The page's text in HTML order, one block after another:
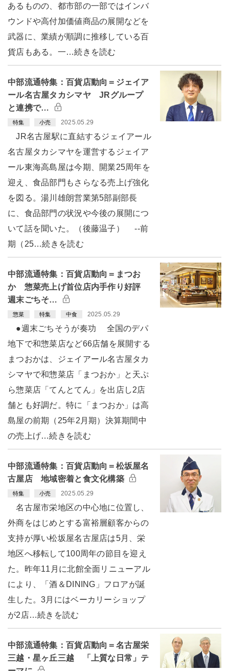
あるものの、都市部の一部ではインバ
ウンドや高付加価値商品の展開などを
武器に、業績が順調に推移している百
貨店もある。一…続きを読む
中部流通特集：百貨店動向＝ジェイア
ール名古屋タカシマヤ JRグループ
と連携で…
特集 小売 2025.05.29
JR名古屋駅に直結するジェイアール
名古屋タカシマヤを運営するジェイア
ール東海高島屋は今期、開業25周年を
迎え、食品部門もさらなる売上げ強化
を図る。湯川雄朗営業第5部副部長
に、食品部門の状況や今後の展開につ
いて話を聞いた。（後藤温子） --前
期（25…続きを読む
中部流通特集：百貨店動向＝まつお
か 惣菜売上げ首位店内手作り好評
週末ごちそ…
惣菜 特集 中食 2025.05.29
●週末ごちそうが奏功 全国のデパ
地下で和惣菜店など66店舗を展開する
まつおかは、ジェイアール名古屋タカ
シマヤで和惣菜店「まつおか」と天ぷ
ら惣菜店「てんとてん」を出店し2店
舗とも好調だ。特に「まつおか」は高
島屋の前期（25年2月期）決算期間中
の売上げ…続きを読む
中部流通特集：百貨店動向＝松坂屋名
古屋店 地域密着と食文化構築
特集 小売 2025.05.29
名古屋市栄地区の中心地に位置し、
外商をはじめとする富裕層顧客からの
支持が厚い松坂屋名古屋店は5月、栄
地区へ移転して100周年の節目を迎え
た。昨年11月に北館全面リニューアル
により、「酒＆DINING」フロアが誕
生した。3月にはベーカリーショップ
が2店…続きを読む
中部流通特集：百貨店動向＝名古屋栄
三越・星ヶ丘三越 「上質な日常」テ